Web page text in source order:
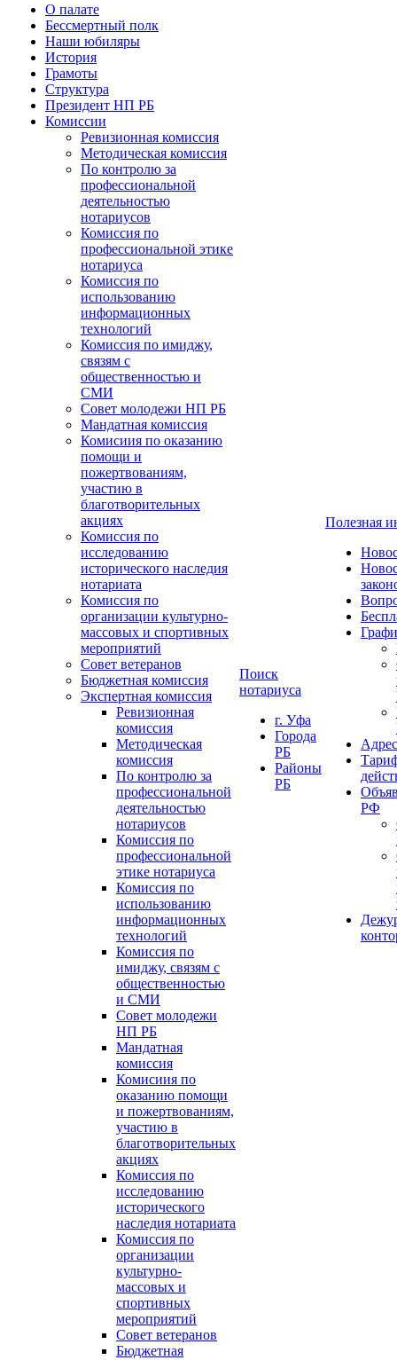
О палате
Бессмертный полк
Наши юбиляры
История
Грамоты
Структура
Президент НП РБ
Комиссии
Ревизионная комиссия
Методическая комиссия
По контролю за
профессиональной
деятельностью
нотариусов
Комиссия по
профессиональной этике
нотариуса
Комиссия по
использованию
информационных
технологий
Комиссия по имиджу,
связям с
общественностью и
СМИ
Совет молодежи НП РБ
Мандатная комиссия
Комисиия по оказанию
помощи и
пожертвованиям,
участию в
благотворительных
акциях
Комиссия по
исследованию
исторического наследия
нотариата
Комиссия по
организации культурно-
массовых и спортивных
мероприятий
Совет ветеранов
Бюджетная комиссия
Экспертная комиссия
Ревизионная
комиссия
Методическая
комиссия
По контролю за
профессиональной
деятельностью
нотариусов
Комиссия по
профессиональной
этике нотариуса
Комиссия по
использованию
информационных
технологий
Комиссия по
имиджу, связям с
общественностью
и СМИ
Совет молодежи
НП РБ
Мандатная
комиссия
Комисиия по
оказанию помощи
и пожертвованиям,
участию в
благотворительных
акциях
Комиссия по
исследованию
исторического
наследия нотариата
Комиссия по
организации
культурно-
массовых и
спортивных
мероприятий
Совет ветеранов
Бюджетная
Поиск
нотариуса
г. Уфа
Города
РБ
Районы
РБ
Полезная
РФ